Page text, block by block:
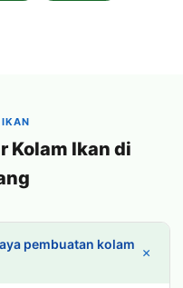
Kolam Ikan di
pembuatan kolam +